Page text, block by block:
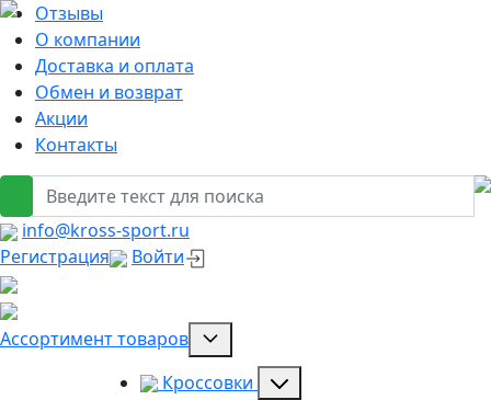
Отзывы
О компании
Доставка и оплата
Обмен и возврат
Акции
Контакты
info@kross-sport.ru
Регистрация
Войти
Ассортимент товаров
Кроссовки